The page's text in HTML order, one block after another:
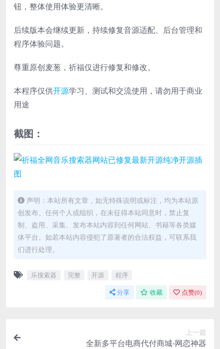
钮，整体使用体验更清晰。
后续版本会继续更新，持续修复音源适配、后台管理和
程序体验问题。
尊重原创麦葱，祈福仅进行修复和修改。
本程序仅供开源学习、测试和交流使用，请勿用于商业
用途
截图：
声明：本站所有文章，如无特殊说明或标注，均为本站原
创发布。任何个人或组织，在未征得本站同意时，禁止复
制、盗用、采集、发布本站内容到任何网站、书籍等各类媒
体平台。如若本站内容侵犯了原著者的合法权益，可联系我
们进行处理。
乐搜索器 完整 开源 程序
分享 收藏 点赞(0)
上一篇
全新多平台电商代付商城-网恋神器